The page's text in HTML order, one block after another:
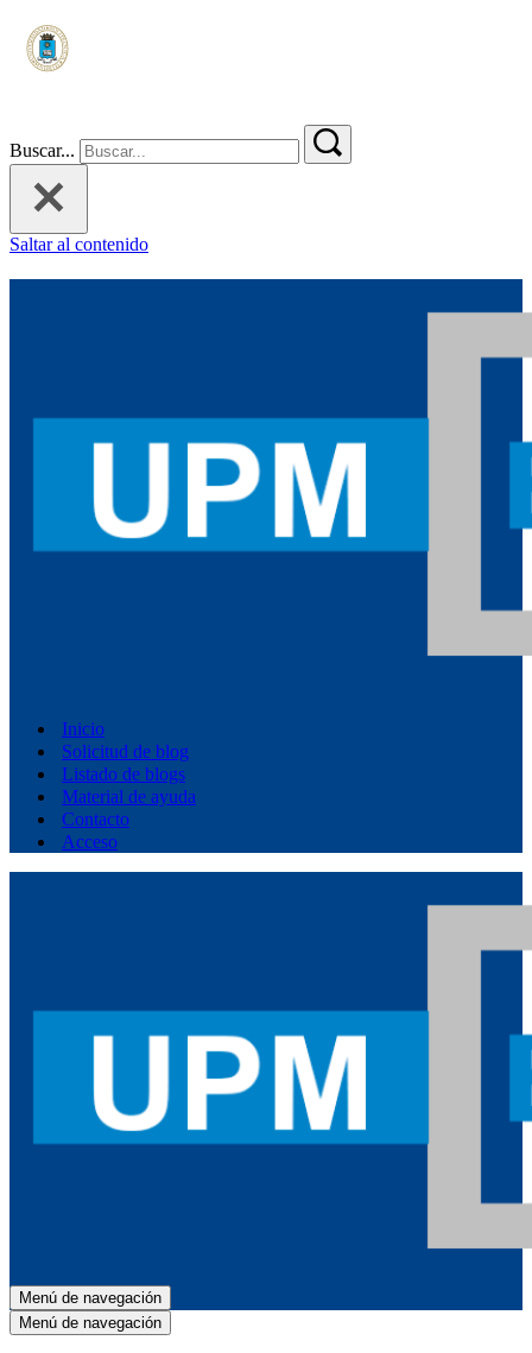
Buscar...
Saltar al contenido
Inicio
Solicitud de blog
Listado de blogs
Material de ayuda
Contacto
Acceso
Menú de navegación
Menú de navegación